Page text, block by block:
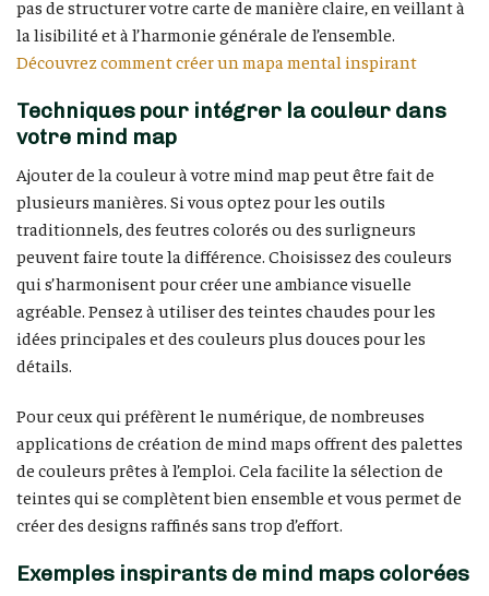
pas de structurer votre carte de manière claire, en veillant à
la lisibilité et à l’harmonie générale de l’ensemble.
Découvrez comment créer un mapa mental inspirant
Techniques pour intégrer la couleur dans
votre mind map
Ajouter de la couleur à votre mind map peut être fait de
plusieurs manières. Si vous optez pour les outils
traditionnels, des feutres colorés ou des surligneurs
peuvent faire toute la différence. Choisissez des couleurs
qui s’harmonisent pour créer une ambiance visuelle
agréable. Pensez à utiliser des teintes chaudes pour les
idées principales et des couleurs plus douces pour les
détails.
Pour ceux qui préfèrent le numérique, de nombreuses
applications de création de mind maps offrent des palettes
de couleurs prêtes à l’emploi. Cela facilite la sélection de
teintes qui se complètent bien ensemble et vous permet de
créer des designs raffinés sans trop d’effort.
Exemples inspirants de mind maps colorées